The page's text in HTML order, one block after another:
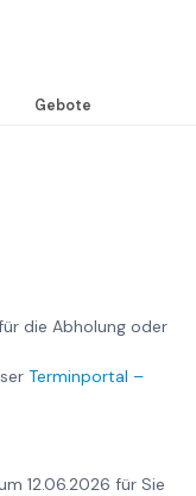
Gebote
die Abholung oder
Terminportal –
12.06.2026 für Sie